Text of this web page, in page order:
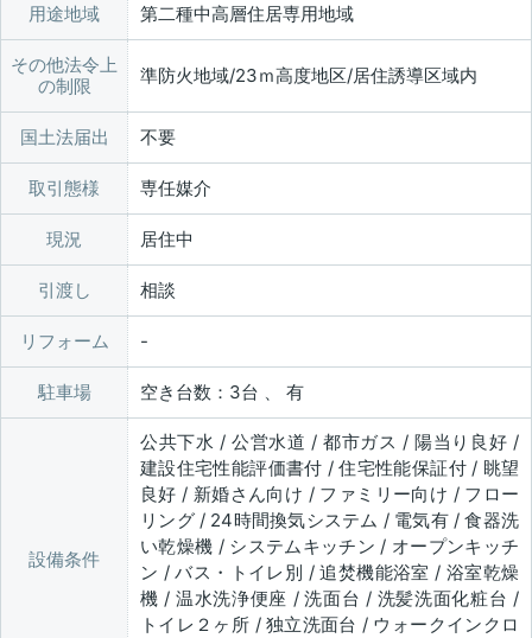
用途地域 第二種中高層住居専用地域
その他法令上
の制限
準防火地域/23ｍ高度地区/居住誘導区域内
国土法届出 不要
取引態様 専任媒介
現況 居住中
引渡し 相談
リフォーム
駐車場 空き台数：3台 、 有
設備条件
公共下水 / 公営水道 / 都市ガス / 陽当り良好 /
建設住宅性能評価書付 / 住宅性能保証付 / 眺望
良好 / 新婚さん向け / ファミリー向け / フロー
リング / 24時間換気システム / 電気有 / 食器洗
い乾燥機 / システムキッチン / オープンキッチ
ン / バス・トイレ別 / 追焚機能浴室 / 浴室乾燥
機 / 温水洗浄便座 / 洗面台 / 洗髪洗面化粧台 /
トイレ２ヶ所 / 独立洗面台 / ウォークインクロ